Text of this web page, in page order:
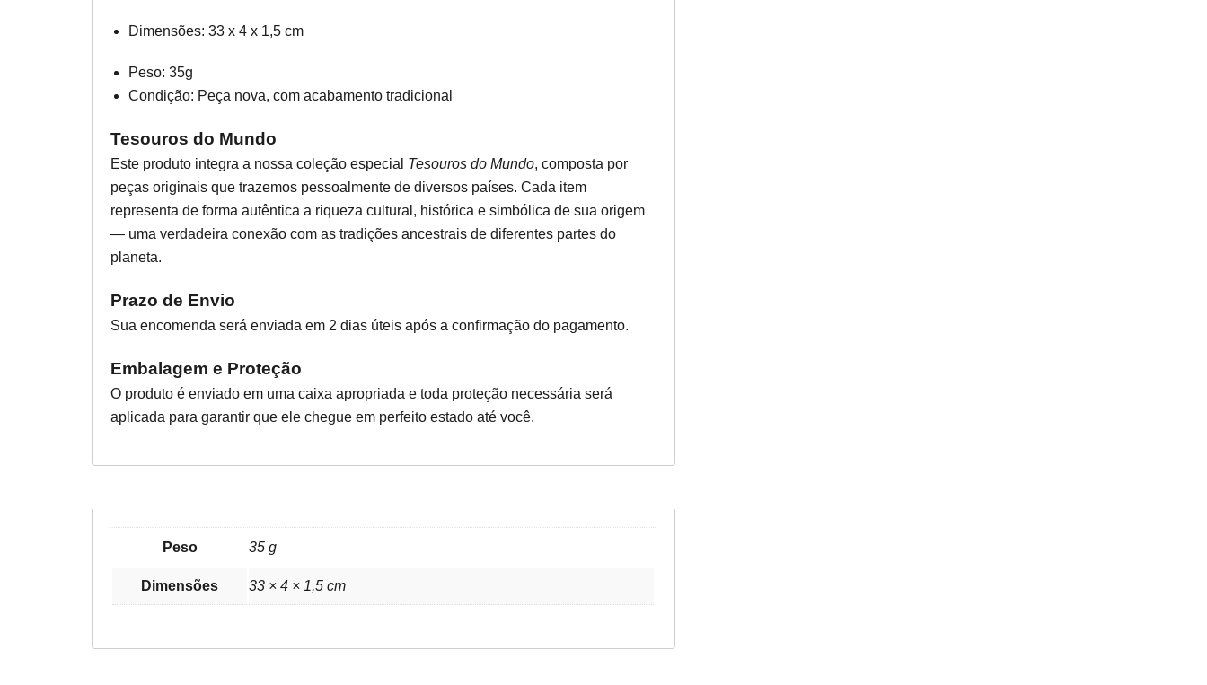
Dimensões: 33 x 4 x 1,5 cm
Peso: 35g
Condição: Peça nova, com acabamento tradicional
Tesouros do Mundo
Este produto integra a nossa coleção especial Tesouros do Mundo, composta por
peças originais que trazemos pessoalmente de diversos países. Cada item
representa de forma autêntica a riqueza cultural, histórica e simbólica de sua origem
— uma verdadeira conexão com as tradições ancestrais de diferentes partes do
planeta.
Prazo de Envio
Sua encomenda será enviada em 2 dias úteis após a confirmação do pagamento.
Embalagem e Proteção
O produto é enviado em uma caixa apropriada e toda proteção necessária será
aplicada para garantir que ele chegue em perfeito estado até você.
Peso 35 g
Dimensões 33 × 4 × 1,5 cm